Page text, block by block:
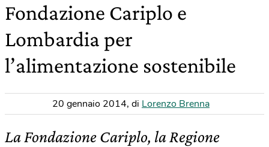
Fondazione Cariplo e
Lombardia per
l’alimentazione sostenibile
20 gennaio 2014, di Lorenzo Brenna
La Fondazione Cariplo, la Regione